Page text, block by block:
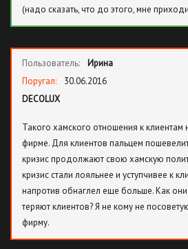
(надо сказать, что до этого, мне
Пользователь:
Ирина
Поругал:
30.06.2016
DECOLUX
Такого хамского отношения к
фирме. Для клиентов пальцем
кризис продолжают свою хамскую
кризис стали лояльнее и уступчивее к
напротив обнаглел еще больше. Как
теряют клиентов? Я не кому не
фирму.